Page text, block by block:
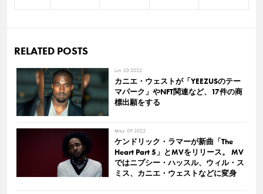
RELATED POSTS
Jun. 03 2022
カニエ・ウェストが「YEEZUSのテー
マパーク」やNFT関連など、17件の商
標出願をする
May. 09 2022
ケンドリック・ラマーが新曲「The
Heart Part 5」とMVをリリース。 MV
ではニプシー・ハッスル、ウィル・ス
ミス、カニエ・ウェストなどに変身